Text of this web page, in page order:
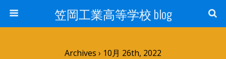
笠岡工業高等学校 blog
Archives › 10月 26th, 2022